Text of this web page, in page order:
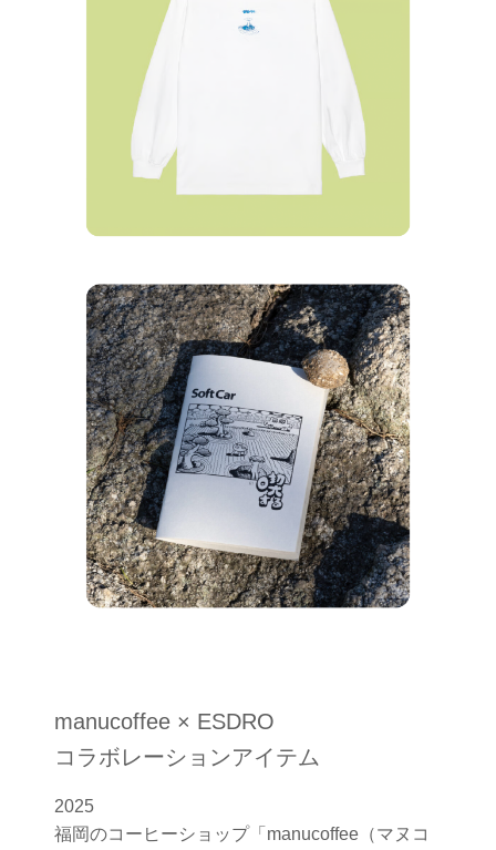
manucoffee × ESDRO
コラボレーションアイテム
2025
福岡のコーヒーショップ「manucoffee（マヌコ